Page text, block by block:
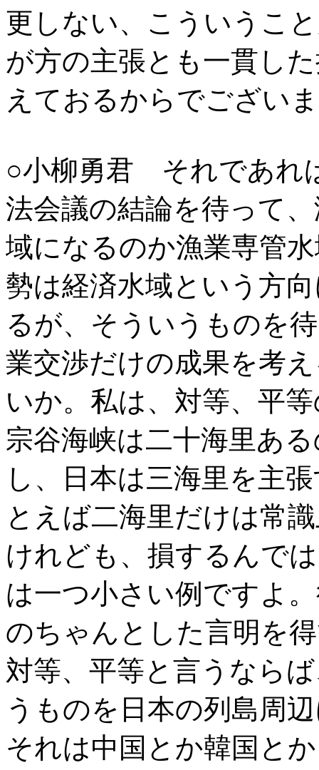
更しない、こういうこ
が方の主張とも一貫し
えておるからでござい
○小柳勇君 それであれ
法会議の結論を待って
域になるのか漁業専管
勢は経済水域という方
るが、そういうものを
業交渉だけの成果を考
いか。私は、対等、平
宗谷海峡は二十海里あ
し、日本は三海里を主
とえば二海里だけは常
けれども、損するんで
は一つ小さい例ですよ
のちゃんとした言明を
対等、平等と言うなら
うものを日本の列島周
それは中国とか韓国と